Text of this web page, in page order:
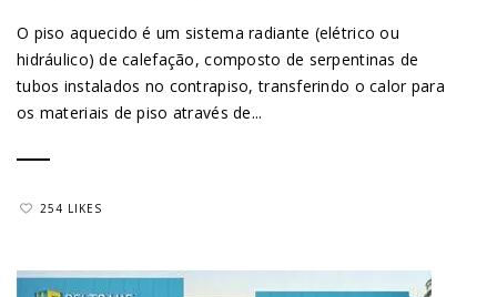
O piso aquecido é um sistema radiante (elétrico ou
hidráulico) de calefação, composto de serpentinas de
tubos instalados no contrapiso, transferindo o calor para
os materiais de piso através de...
254 LIKES